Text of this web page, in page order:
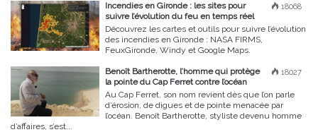
18068
Incendies en Gironde : les sites pour
suivre l’évolution du feu en temps réel
Découvrez les cartes et outils pour suivre l’évolution
des incendies en Gironde : NASA FIRMS,
FeuxGironde, Windy et Google Maps.
18027
Benoît Bartherotte, l’homme qui protège
la pointe du Cap Ferret contre l’océan
Au Cap Ferret, son nom revient dès que l’on parle
d’érosion, de digues et de pointe menacée par
l’océan. Benoît Bartherotte, styliste devenu homme
d’affaires, s’est...